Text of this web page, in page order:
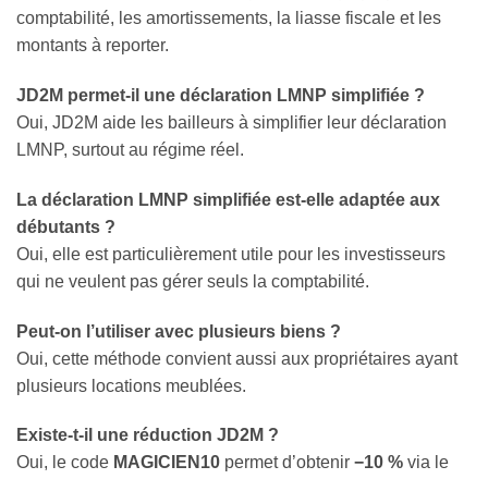
comptabilité, les amortissements, la liasse fiscale et les
montants à reporter.
JD2M permet-il une déclaration LMNP simplifiée ?
Oui, JD2M aide les bailleurs à simplifier leur déclaration
LMNP, surtout au régime réel.
La déclaration LMNP simplifiée est-elle adaptée aux
débutants ?
Oui, elle est particulièrement utile pour les investisseurs
qui ne veulent pas gérer seuls la comptabilité.
Peut-on l’utiliser avec plusieurs biens ?
Oui, cette méthode convient aussi aux propriétaires ayant
plusieurs locations meublées.
Existe-t-il une réduction JD2M ?
Oui, le code MAGICIEN10 permet d’obtenir −10 % via le